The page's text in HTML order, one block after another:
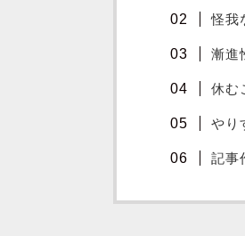
怪我
漸進
休む
やり
記事